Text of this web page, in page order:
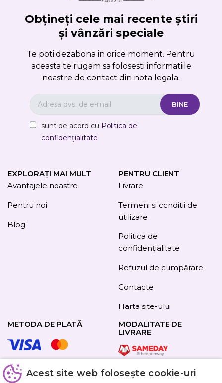
Obțineți cele mai recente știri
și vânzări speciale
Te poti dezabona in orice moment. Pentru
aceasta te rugam sa folosesti informatiile
noastre de contact din nota legala.
sunt de acord cu Politica de
confidențialitate
EXPLORAȚI MAI MULT
Avantajele noastre
Pentru noi
Blog
PENTRU CLIENT
Livrare
Termeni si conditii de
utilizare
Politica de
confidențialitate
Refuzul de cumpărare
Contacte
Harta site-ului
METODA DE PLATĂ
URMAȚI-NE
MODALITATE DE
LIVRARE
Acest site web folosește cookie-uri